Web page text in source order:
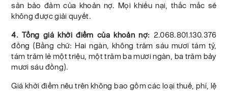
sản bảo đảm của khoản nợ. Mọi khiếu nại, thắc mắc sẽ
không được giải quyết.
4. Tổng giá khởi điểm của khoản nợ: 2.068.801.130.376
đồng (Bằng chữ: Hai ngàn, không trăm sáu mươi tám tỷ,
tám trăm lẻ một triệu, một trăm ba mươi ngàn, ba trăm bảy
mươi sáu đồng).
Giá khởi điểm nêu trên không bao gồm các loại thuế, phí, lệ